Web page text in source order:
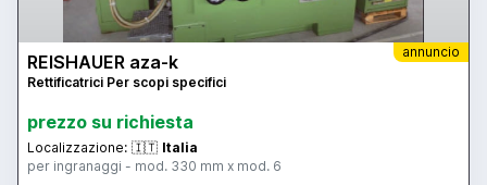
annuncio
REISHAUER aza-k
Rettificatrici Per scopi specifici
prezzo su richiesta
Localizzazione: 🇮🇹 Italia
per ingranaggi - mod. 330 mm x mod. 6